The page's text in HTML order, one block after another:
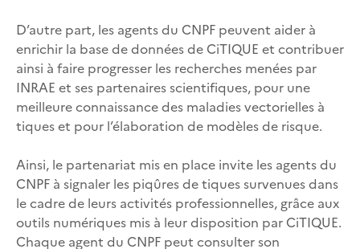
D’autre part, les agents du CNPF peuvent aider à
enrichir la base de données de CiTIQUE et contribuer
ainsi à faire progresser les recherches menées par
INRAE et ses partenaires scientifiques, pour une
meilleure connaissance des maladies vectorielles à
tiques et pour l’élaboration de modèles de risque.
Ainsi, le partenariat mis en place invite les agents du
CNPF à signaler les piqûres de tiques survenues dans
le cadre de leurs activités professionnelles, grâce aux
outils numériques mis à leur disposition par CiTIQUE.
Chaque agent du CNPF peut consulter son